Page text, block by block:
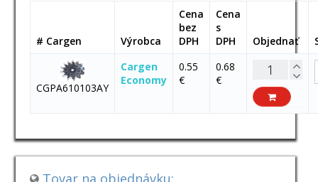
# Cargen Výrobca
Cena
bez
DPH
Cena
s
DPH
Objednať
CGPA610103AY
Cargen
Economy
0.55
€
0.68
€
Tovar na objednávku: